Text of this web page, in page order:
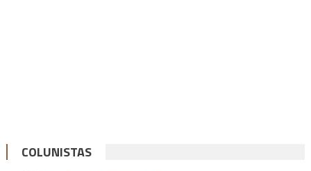
COLUNISTAS